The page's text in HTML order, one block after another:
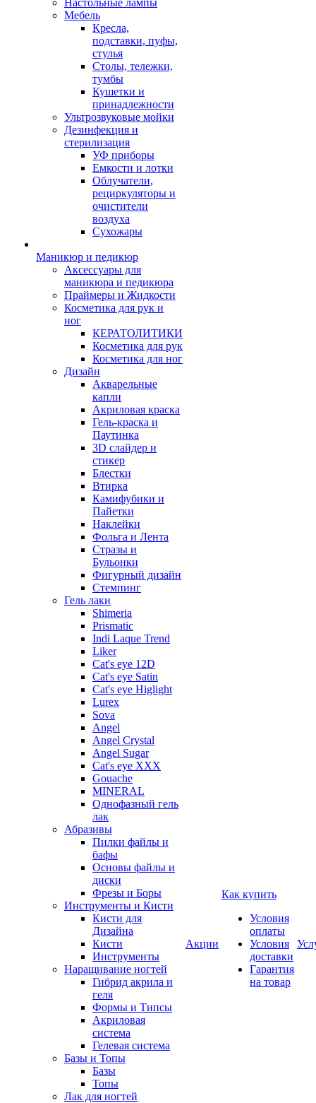
Настольные лампы
Мебель
Кресла,
подставки, пуфы,
стулья
Столы, тележки,
тумбы
Кушетки и
принадлежности
Ультрозвуковые мойки
Дезинфекция и
стерилизация
УФ приборы
Емкости и лотки
Облучатели,
рециркуляторы и
очистители
воздуха
Сухожары
Маникюр и педикюр
Аксессуары для
маникюра и педикюра
Праймеры и Жидкости
Косметика для рук и
ног
КЕРАТОЛИТИКИ
Косметика для рук
Косметика для ног
Дизайн
Акварельные
капли
Акриловая краска
Гель-краска и
Паутинка
3D слайдер и
стикер
Блестки
Втирка
Камифубики и
Пайетки
Наклейки
Фольга и Лента
Стразы и
Бульонки
Фигурный дизайн
Стемпинг
Гель лаки
Shimeria
Prismatic
Indi Laque Trend
Liker
Cat's eye 12D
Cat's eye Satin
Cat's eye Higlight
Lurex
Sova
Angel
Angel Crystal
Angel Sugar
Cat's eye XXX
Gouache
MINERAL
Однофазный гель
лак
Абразивы
Пилки файлы и
бафы
Основы файлы и
диски
Фрезы и Боры
Инструменты и Кисти
Кисти для
Дизайна
Кисти
Инструменты
Наращивание ногтей
Гибрид акрила и
геля
Формы и Типсы
Акриловая
система
Гелевая система
Базы и Топы
Базы
Топы
Лак для ногтей
Акции
Как купить
Условия
оплаты
Условия
доставки
Гарантия
на товар